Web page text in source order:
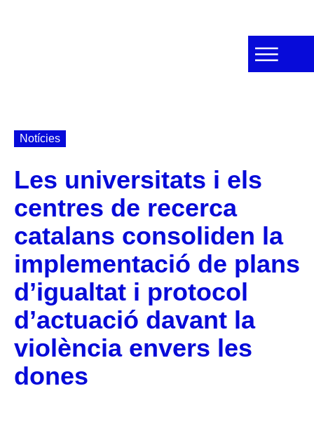
Notícies
Les universitats i els
centres de recerca
catalans consoliden la
implementació de plans
d’igualtat i protocol
d’actuació davant la
violència envers les
dones